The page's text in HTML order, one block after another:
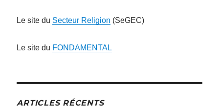
Le site du Secteur Religion (SeGEC)
Le site du FONDAMENTAL
ARTICLES RÉCENTS